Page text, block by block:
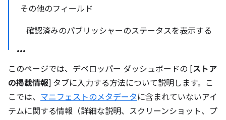
その他のフィールド
確認済みのパブリッシャーのステータスを表示する
このページでは、デベロッパー ダッシュボードの [ストア
の掲載情報] タブに入力する方法について説明します。こ
こでは、 マニフェストのメタデータ に含まれていないアイ
テムに関する情報（詳細な説明、スクリーンショット、プ